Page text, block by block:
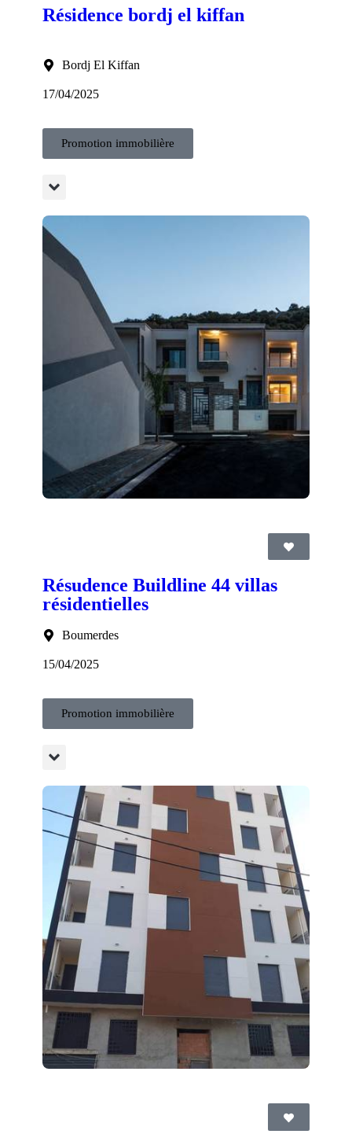
Résidence bordj el kiffan
Bordj El Kiffan
17/04/2025
Promotion immobilière
Résudence Buildline 44 villas
résidentielles
Boumerdes
15/04/2025
Promotion immobilière